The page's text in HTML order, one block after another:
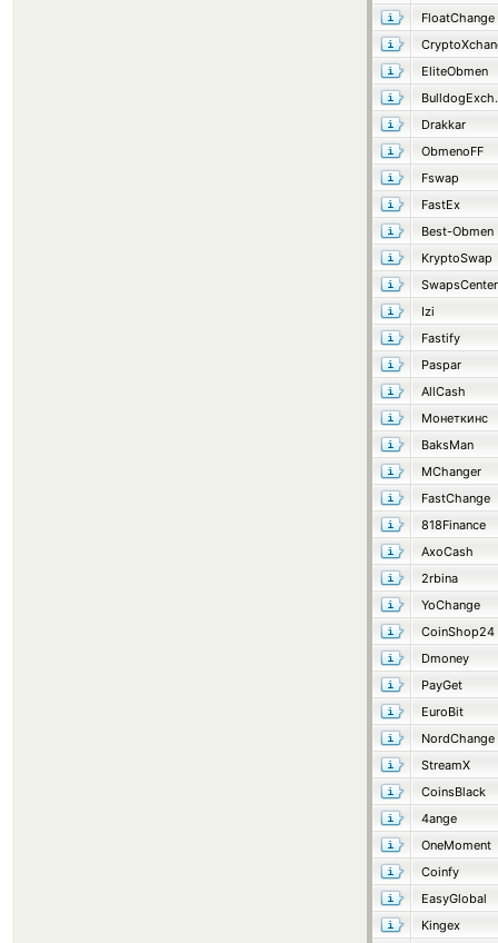
FloatChange
EliteObmen
Drakkar
ObmenoFF
Fswap
FastEx
Best-Obmen
KryptoSwap
SwapsCenter
Izi
Fastify
Paspar
AllCash
Монеткинс
BaksMan
MChanger
FastChange
818Finance
AxoCash
2rbina
YoChange
CoinShop24
Dmoney
PayGet
EuroBit
NordChange
StreamX
CoinsBlack
4ange
OneMoment
Coinfy
EasyGlobal
Kingex